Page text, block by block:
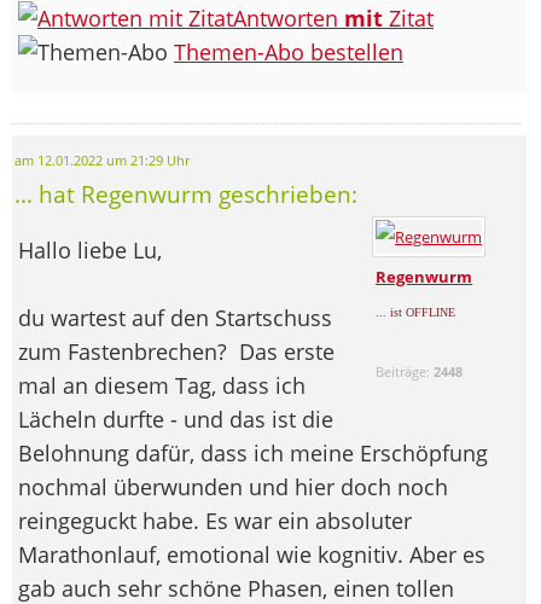
Antworten mit Zitat
Themen-Abo bestellen
am 12.01.2022 um 21:29 Uhr
... hat Regenwurm geschrieben:
Regenwurm
... ist OFFLINE
Beiträge: 2448
Hallo liebe Lu,
du wartest auf den Startschuss
zum Fastenbrechen? Das erste
mal an diesem Tag, dass ich
Lächeln durfte - und das ist die
Belohnung dafür, dass ich meine Erschöpfung
nochmal überwunden und hier doch noch
reingeguckt habe. Es war ein absoluter
Marathonlauf, emotional wie kognitiv. Aber es
gab auch sehr schöne Phasen, einen tollen